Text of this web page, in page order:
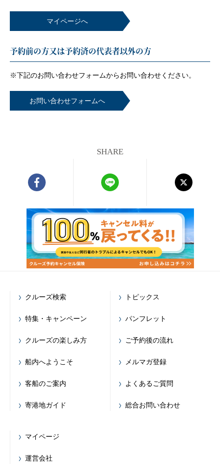
マイページへ
予約前の方又は予約済の代表者以外の方
※下記のお問い合わせフォームからお問い合わせください。
お問い合わせフォームへ
SHARE
クルーズ検索
特集・キャンペーン
クルーズの楽しみ方
船内へようこそ
客船のご案内
寄港地ガイド
トピックス
パンフレット
ご予約後の流れ
メルマガ登録
よくあるご質問
総合お問い合わせ
マイページ
運営会社